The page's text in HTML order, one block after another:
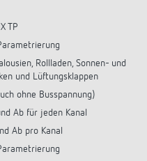
TP
Rollladen, Sonnen- und
und Lüftungsklappen
ohne Busspannung)
Ab für jeden Kanal
Ab pro Kanal